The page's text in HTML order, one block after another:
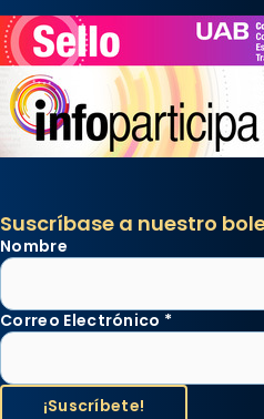
Suscríbase a nuestro
Nombre
Correo Electrónico *